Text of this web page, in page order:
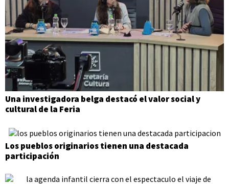
Una investigadora belga destacó el valor social y
cultural de la Feria
Los pueblos originarios tienen una destacada
participación